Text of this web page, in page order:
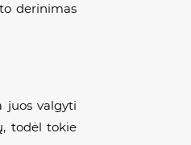
derinimas
juos valgyti
todėl tokie